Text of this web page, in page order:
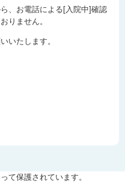
、お電話による[入院中]確認
りません。
いたします。
て保護されています。